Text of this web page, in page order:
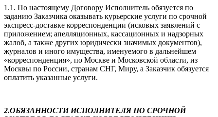
1.1. По настоящему Договору Исполнитель обязуется по
заданию Заказчика оказывать курьерские услуги по срочной
экспресс-доставке корреспонденции (исковых заявлений с
приложением; апелляционных, кассационных и надзорных
жалоб, а также других юридически значимых документов),
журналов и иного имущества, именуемого в дальнейшем
«корреспонденция», по Москве и Московской области, из
Москвы по России, странам СНГ, Миру, а Заказчик обязуется
оплатить указанные услуги.
2.ОБЯЗАННОСТИ ИСПОЛНИТЕЛЯ ПО СРОЧНОЙ